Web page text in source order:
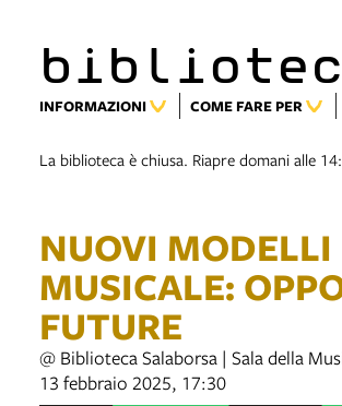
INFORMAZIONI COME FARE PER
La biblioteca è chiusa. Riapre domani alle
NUOVI MODELLI
MUSICALE:
FUTURE
@ Biblioteca Salaborsa | Sala della
13 febbraio 2025, 17:30